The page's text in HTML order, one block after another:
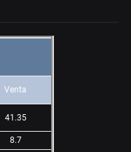
Venta
41.35
8.7